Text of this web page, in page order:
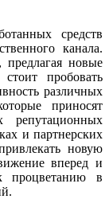
средств
канала.
предлагая новые
пробовать
различных
приносят
и партнерских
новую
вперед и
в